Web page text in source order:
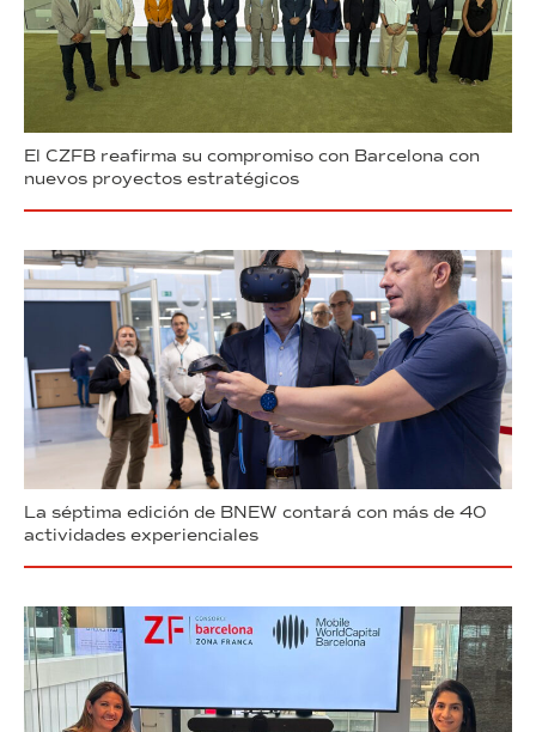
El CZFB reafirma su compromiso con Barcelona con
nuevos proyectos estratégicos
La séptima edición de BNEW contará con más de 40
actividades experienciales